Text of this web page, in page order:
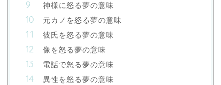
神様に怒る夢の意味
元カノを怒る夢の意味
彼氏を怒る夢の意味
像を怒る夢の意味
電話で怒る夢の意味
異性を怒る夢の意味